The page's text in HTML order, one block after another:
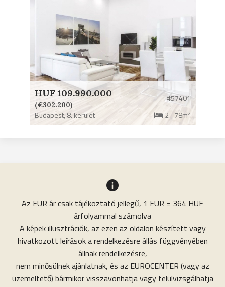
HUF 109.990.000
(€302.200)
#57401
Budapest, 8. kerület 2 78m2
Az EUR ár csak tájékoztató jellegű, 1 EUR = 364 HUF
árfolyammal számolva
A képek illusztrációk, az ezen az oldalon készített vagy
hivatkozott leírások a rendelkezésre állás függvényében
állnak rendelkezésre,
nem minősülnek ajánlatnak, és az EUROCENTER (vagy az
üzemeltető) bármikor visszavonhatja vagy felülvizsgálhatja